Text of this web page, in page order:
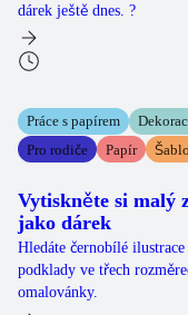
dárek ještě dnes. ?
Práce s papírem
Pro rodiče
Papír
Vytiskněte si malý
jako dárek
Hledáte černobílé
podklady ve třech
omalovánky.